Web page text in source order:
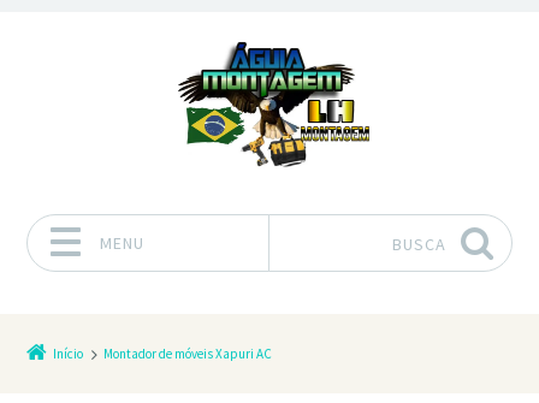
MENU BUSCA
Início Montador de móveis Xapuri AC